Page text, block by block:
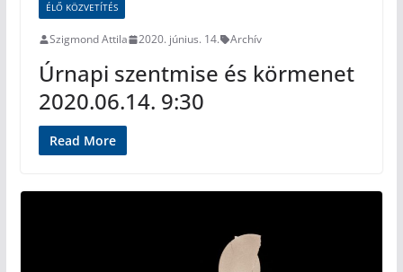
ÉLŐ KÖZVETÍTÉS
Szigmond Attila 2020. június. 14. Archív
Úrnapi szentmise és körmenet
2020.06.14. 9:30
Read More